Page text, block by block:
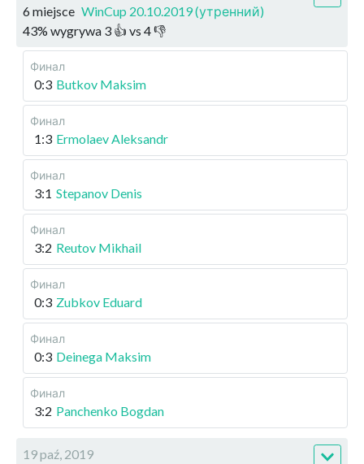
6 miejsce WinCup 20.10.2019 (утренний)
43% wygrywa 3 👍 vs 4👎
Финал
0:3 Butkov Maksim
Финал
1:3 Ermolaev Aleksandr
Финал
3:1 Stepanov Denis
Финал
3:2 Reutov Mikhail
Финал
0:3 Zubkov Eduard
Финал
0:3 Deinega Maksim
Финал
3:2 Panchenko Bogdan
19 paź, 2019